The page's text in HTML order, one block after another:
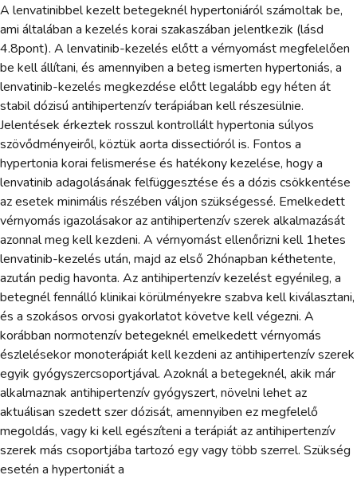
A lenvatinibbel kezelt betegeknél hypertoniáról számoltak be,
ami általában a kezelés korai szakaszában jelentkezik (lásd
4.8pont). A lenvatinib-kezelés előtt a vérnyomást megfelelően
be kell állítani, és amennyiben a beteg ismerten hypertoniás, a
lenvatinib-kezelés megkezdése előtt legalább egy héten át
stabil dózisú antihipertenzív terápiában kell részesülnie.
Jelentések érkeztek rosszul kontrollált hypertonia súlyos
szövődményeiről, köztük aorta dissectióról is. Fontos a
hypertonia korai felismerése és hatékony kezelése, hogy a
lenvatinib adagolásának felfüggesztése és a dózis csökkentése
az esetek minimális részében váljon szükségessé. Emelkedett
vérnyomás igazolásakor az antihipertenzív szerek alkalmazását
azonnal meg kell kezdeni. A vérnyomást ellenőrizni kell 1hetes
lenvatinib-kezelés után, majd az első 2hónapban kéthetente,
azután pedig havonta. Az antihipertenzív kezelést egyénileg, a
betegnél fennálló klinikai körülményekre szabva kell kiválasztani,
és a szokásos orvosi gyakorlatot követve kell végezni. A
korábban normotenzív betegeknél emelkedett vérnyomás
észlelésekor monoterápiát kell kezdeni az antihipertenzív szerek
egyik gyógyszercsoportjával. Azoknál a betegeknél, akik már
alkalmaznak antihipertenzív gyógyszert, növelni lehet az
aktuálisan szedett szer dózisát, amennyiben ez megfelelő
megoldás, vagy ki kell egészíteni a terápiát az antihipertenzív
szerek más csoportjába tartozó egy vagy több szerrel. Szükség
esetén a hypertoniát a